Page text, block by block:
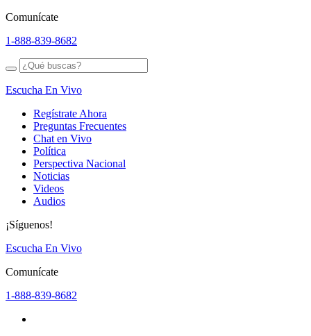
Comunícate
1-888-839-8682
Escucha En Vivo
Regístrate Ahora
Preguntas Frecuentes
Chat en Vivo
Política
Perspectiva Nacional
Noticias
Videos
Audios
¡Síguenos!
Escucha En Vivo
Comunícate
1-888-839-8682